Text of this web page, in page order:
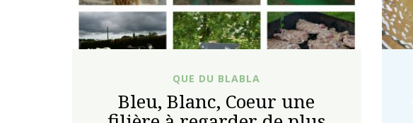
QUE DU BLABLA
Bleu, Blanc, Coeur une